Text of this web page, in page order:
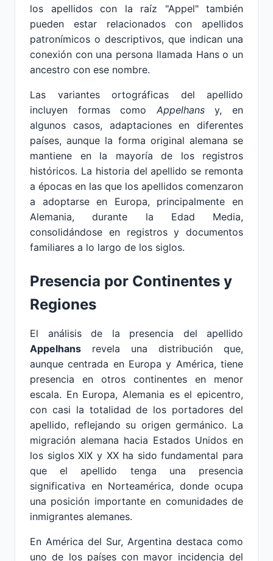
los apellidos con la raíz "Appel" también
pueden estar relacionados con apellidos
patronímicos o descriptivos, que indican una
conexión con una persona llamada Hans o un
ancestro con ese nombre.
Las variantes ortográficas del apellido
incluyen formas como Appelhansy, en
algunos casos, adaptaciones en diferentes
países, aunque la forma original alemana se
mantiene en la mayoría de los registros
históricos. La historia del apellido se remonta
a épocas en las que los apellidos comenzaron
a adoptarse en Europa, principalmente en
Alemania, durante la Edad Media,
consolidándose en registros y documentos
familiares a lo largo de los siglos.
Presencia por Continentes y
Regiones
El análisis de la presencia del apellido
Appelhans revela una distribución que,
aunque centrada en Europa y América, tiene
presencia en otros continentes en menor
escala. En Europa, Alemania es el epicentro,
con casi la totalidad de los portadores del
apellido, reflejando su origen germánico. La
migración alemana hacia Estados Unidos en
los siglos XIX y XX ha sido fundamental para
que el apellido tenga una presencia
significativa en Norteamérica, donde ocupa
una posición importante en comunidades de
inmigrantes alemanes.
En América del Sur, Argentina destaca como
uno de los países con mayor incidencia del